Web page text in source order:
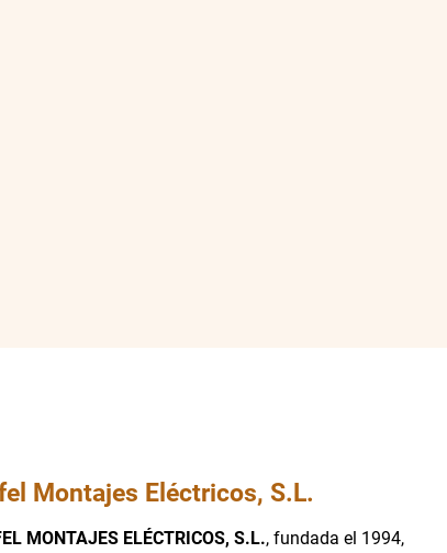
Montajes Eléctricos, S.L.
MONTAJES ELÉCTRICOS, S.L., fundada el 1994,